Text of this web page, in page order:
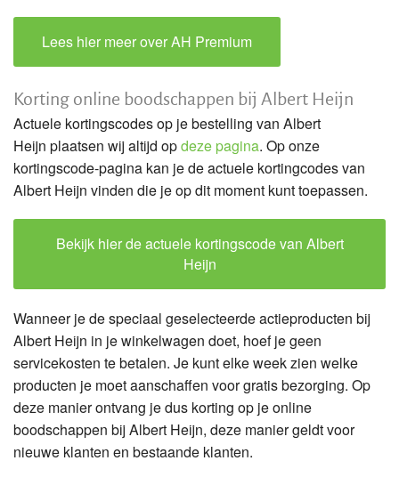
Lees hier meer over AH Premium
Korting online boodschappen bij Albert Heijn
Actuele kortingscodes op je bestelling van Albert
Heijn plaatsen wij altijd opdeze pagina. Op onze
kortingscode-pagina kan je de actuele kortingcodes van
Albert Heijn vinden die je op dit moment kunt toepassen.
Bekijk hier de actuele kortingscode van Albert
Heijn
Wanneer je de speciaal geselecteerde actieproducten bij
Albert Heijn in je winkelwagen doet, hoef je geen
servicekosten te betalen. Je kunt elke week zien welke
producten je moet aanschaffen voor gratis bezorging. Op
deze manier ontvang je dus korting op je online
boodschappen bij Albert Heijn, deze manier geldt voor
nieuwe klanten en bestaande klanten.